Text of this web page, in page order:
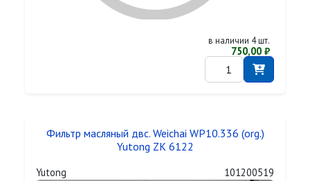
в наличии 4 шт.
750,00 ₽
Фильтр масляный двс. Weichai WP10.336 (org.)
Yutong ZK 6122
Yutong 101200519